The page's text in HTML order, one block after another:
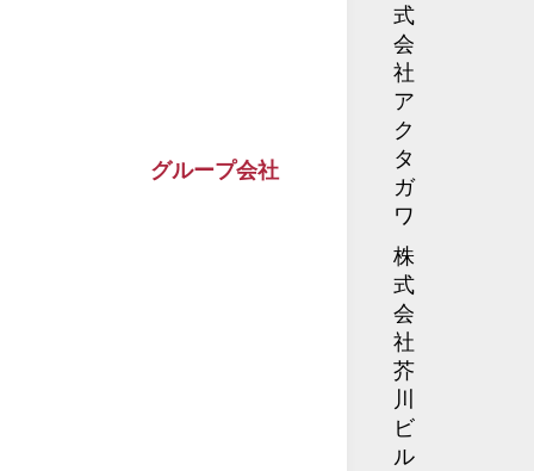
グループ会社
式
会
社
ア
ク
タ
ガ
ワ
株
式
会
社
芥
川
ビ
ル